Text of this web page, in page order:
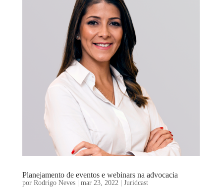
Planejamento de eventos e webinars na advocacia
por Rodrigo Neves| mar 23, 2022 | Juridcast